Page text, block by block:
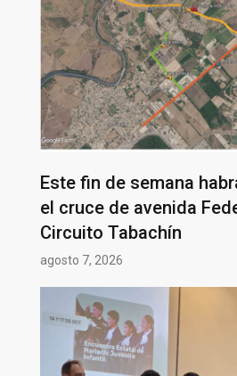
Este fin de semana
el cruce de avenida
Circuito Tabachín
agosto 7, 2026